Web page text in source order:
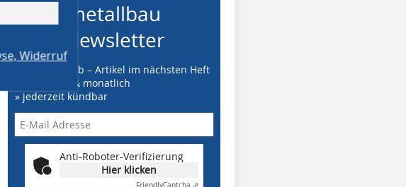
Widerruf
metallbau
Newsletter
» Online vorab – Artikel im nächsten Heft
» kostenfrei & monatlich
» jederzeit kündbar
Anti-Roboter-Verifizierung
Hier klicken